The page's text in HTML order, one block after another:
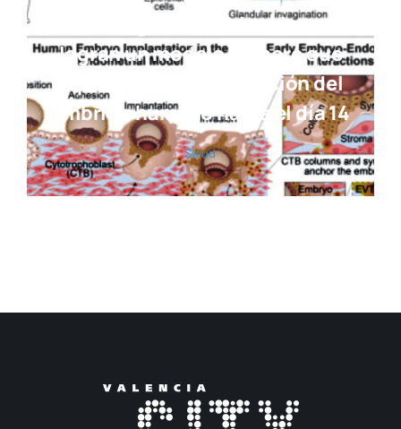
Investigadores valencianos
logran un modelo pionero que
reproduce la implantación del
embrión humano hasta el día 14
Salud